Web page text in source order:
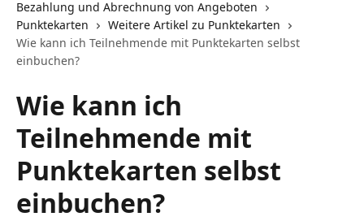
Bezahlung und Abrechnung von Angeboten
Punktekarten
Weitere Artikel zu Punktekarten
Wie kann ich Teilnehmende mit Punktekarten selbst
einbuchen?
Wie kann ich
Teilnehmende mit
Punktekarten selbst
einbuchen?